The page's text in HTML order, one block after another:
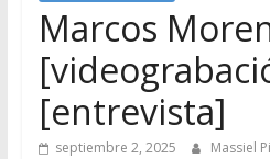
Marcos
[entrevista]
septiembre 2, 2025 Massiel